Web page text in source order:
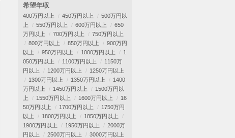
希望年収
400万円以上 450万円以上
500万円以
上
550万円以上 600万円以上
650
万円以上
700万円以上
750万円以上
800万円以上
850万円以上
900万円
以上
950万円以上 1000万円以上
1
050万円以上
1100万円以上
1150万
円以上
1200万円以上
1250万円以上
1300万円以上
1350万円以上
1400
万円以上
1450万円以上
1500万円以
上
1550万円以上 1600万円以上
16
50万円以上
1700万円以上
1750万円
以上
1800万円以上
1850万円以上
1900万円以上
1950万円以上
2000万
円以上
2500万円以上
3000万円以上